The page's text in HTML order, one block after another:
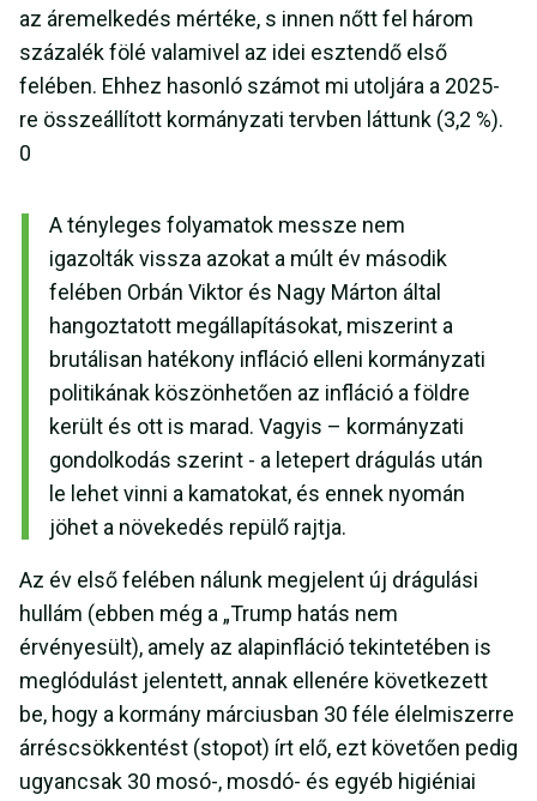
az áremelkedés mértéke, s innen nőtt fel három
százalék fölé valamivel az idei esztendő első
felében. Ehhez hasonló számot mi utoljára a 2025-
re összeállított kormányzati tervben láttunk (3,2 %).
0
A tényleges folyamatok messze nem
igazolták vissza azokat a múlt év második
felében Orbán Viktor és Nagy Márton által
hangoztatott megállapításokat, miszerint a
brutálisan hatékony infláció elleni kormányzati
politikának köszönhetően az infláció a földre
került és ott is marad. Vagyis – kormányzati
gondolkodás szerint - a letepert drágulás után
le lehet vinni a kamatokat, és ennek nyomán
jöhet a növekedés repülő rajtja.
Az év első felében nálunk megjelent új drágulási
hullám (ebben még a „Trump hatás nem
érvényesült), amely az alapinfláció tekintetében is
meglódulást jelentett, annak ellenére következett
be, hogy a kormány márciusban 30 féle élelmiszerre
árréscsökkentést (stopot) írt elő, ezt követően pedig
ugyancsak 30 mosó-, mosdó- és egyéb higiéniai